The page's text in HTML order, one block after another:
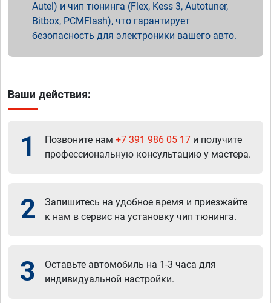
Autel) и чип тюнинга (Flex, Kess 3, Autotuner,
Bitbox, PCMFlash), что гарантирует
безопасность для электроники вашего авто.
Ваши действия:
1 Позвоните нам +7 391 986 05 17 и получите
профессиональную консультацию у мастера.
2
Запишитесь на удобное время и приезжайте
к нам в сервис на установку чип тюнинга.
3
Оставьте автомобиль на 1-3 часа для
индивидуальной настройки.